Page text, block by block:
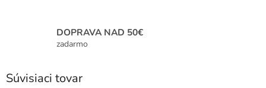
DOPRAVA NAD 50€
zadarmo
Súvisiaci tovar